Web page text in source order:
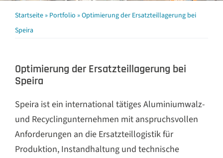
Beratung buchen
Startseite» Portfolio »Optimierung der Ersatzteillagerung bei
Speira
Optimierung der Ersatzteillagerung bei
Speira
Speira ist ein international tätiges Aluminiumwalz-
und Recyclingunternehmen mit anspruchsvollen
Anforderungen an die Ersatzteillogistik für
Produktion, Instandhaltung und technische